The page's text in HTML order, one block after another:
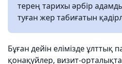
терең тарихы әрбір
туған жер табиғатын
Бұған дейін елімізде ұлттық
қонақүйлер, визит-